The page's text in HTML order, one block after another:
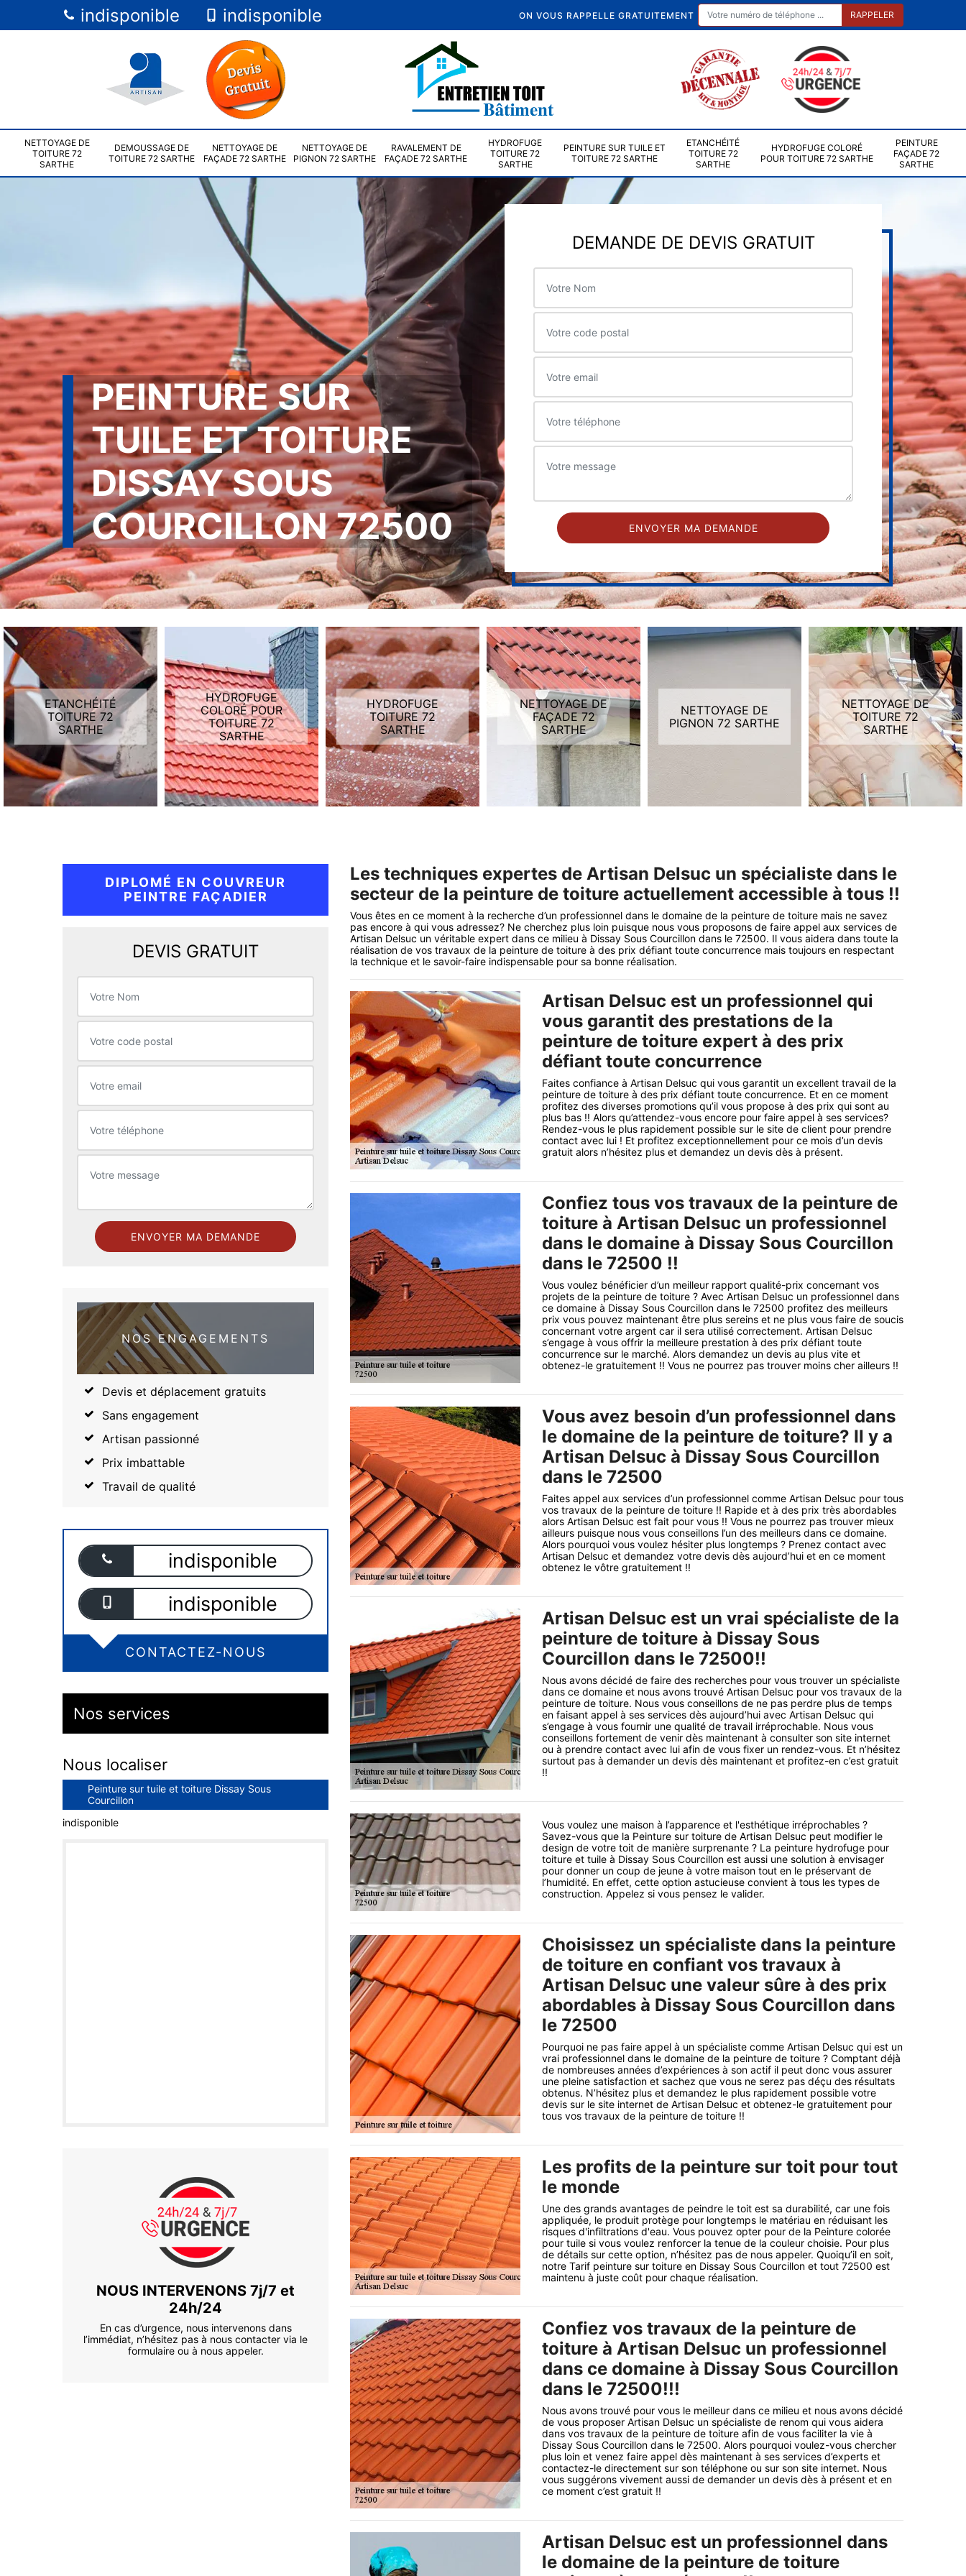
indisponible indisponible ON VOUS RAPPELLE GRATUITEMENT
NETTOYAGE DE
TOITURE 72
SARTHE
DEMOUSSAGE DE
TOITURE 72 SARTHE
NETTOYAGE DE
FAÇADE 72 SARTHE
NETTOYAGE DE
PIGNON 72 SARTHE
RAVALEMENT DE
FAÇADE 72 SARTHE
HYDROFUGE
TOITURE 72
SARTHE
PEINTURE SUR TUILE ET
TOITURE 72 SARTHE
ETANCHÉITÉ
TOITURE 72
SARTHE
HYDROFUGE COLORÉ
POUR TOITURE 72 SARTHE
PEINTURE
FAÇADE 72
SARTHE
PEINTURE SUR
TUILE ET TOITURE
DISSAY SOUS
COURCILLON 72500
DEMANDE DE DEVIS GRATUIT
ETANCHÉITÉ
TOITURE 72
SARTHE
HYDROFUGE
COLORÉ POUR
TOITURE 72
SARTHE
HYDROFUGE
TOITURE 72
SARTHE
NETTOYAGE DE
FAÇADE 72
SARTHE
NETTOYAGE DE
PIGNON 72 SARTHE
NETTOYAGE DE
TOITURE 72
SARTHE
DIPLOMÉ EN COUVREUR
PEINTRE FAÇADIER
DEVIS GRATUIT
NOS ENGAGEMENTS
Devis et déplacement gratuits
Sans engagement
Artisan passionné
Prix imbattable
Travail de qualité
indisponible
indisponible
CONTACTEZ-NOUS
Nos services
Nous localiser
Peinture sur tuile et toiture Dissay Sous
Courcillon
indisponible
NOUS INTERVENONS 7j/7 et
24h/24
En cas d’urgence, nous intervenons dans
l’immédiat, n’hésitez pas à nous contacter via le
formulaire ou à nous appeler.
Les techniques expertes de Artisan Delsuc un spécialiste dans le
secteur de la peinture de toiture actuellement accessible à tous !!
Vous êtes en ce moment à la recherche d’un professionnel dans le domaine de la peinture de toiture mais ne savez
pas encore à qui vous adressez? Ne cherchez plus loin puisque nous vous proposons de faire appel aux services de
Artisan Delsuc un véritable expert dans ce milieu à Dissay Sous Courcillon dans le 72500. Il vous aidera dans toute la
réalisation de vos travaux de la peinture de toiture à des prix défiant toute concurrence mais toujours en respectant
la technique et le savoir-faire indispensable pour sa bonne réalisation.
Artisan Delsuc est un professionnel qui
vous garantit des prestations de la
peinture de toiture expert à des prix
défiant toute concurrence
Faites confiance à Artisan Delsuc qui vous garantit un excellent travail de la
peinture de toiture à des prix défiant toute concurrence. Et en ce moment
profitez des diverses promotions qu’il vous propose à des prix qui sont au
plus bas !! Alors qu’attendez-vous encore pour faire appel à ses services?
Rendez-vous le plus rapidement possible sur le site de client pour prendre
contact avec lui ! Et profitez exceptionnellement pour ce mois d’un devis
gratuit alors n’hésitez plus et demandez un devis dès à présent.
Confiez tous vos travaux de la peinture de
toiture à Artisan Delsuc un professionnel
dans le domaine à Dissay Sous Courcillon
dans le 72500 !!
Vous voulez bénéficier d’un meilleur rapport qualité-prix concernant vos
projets de la peinture de toiture ? Avec Artisan Delsuc un professionnel dans
ce domaine à Dissay Sous Courcillon dans le 72500 profitez des meilleurs
prix vous pouvez maintenant être plus sereins et ne plus vous faire de soucis
concernant votre argent car il sera utilisé correctement. Artisan Delsuc
s’engage à vous offrir la meilleure prestation à des prix défiant toute
concurrence sur le marché. Alors demandez un devis au plus vite et
obtenez-le gratuitement !! Vous ne pourrez pas trouver moins cher ailleurs !!
Vous avez besoin d’un professionnel dans
le domaine de la peinture de toiture? Il y a
Artisan Delsuc à Dissay Sous Courcillon
dans le 72500
Faites appel aux services d’un professionnel comme Artisan Delsuc pour tous
vos travaux de la peinture de toiture !! Rapide et à des prix très abordables
alors Artisan Delsuc est fait pour vous !! Vous ne pourrez pas trouver mieux
ailleurs puisque nous vous conseillons l’un des meilleurs dans ce domaine.
Alors pourquoi vous voulez hésiter plus longtemps ? Prenez contact avec
Artisan Delsuc et demandez votre devis dès aujourd’hui et en ce moment
obtenez le vôtre gratuitement !!
Artisan Delsuc est un vrai spécialiste de la
peinture de toiture à Dissay Sous
Courcillon dans le 72500!!
Nous avons décidé de faire des recherches pour vous trouver un spécialiste
dans ce domaine et nous avons trouvé Artisan Delsuc pour vos travaux de la
peinture de toiture. Nous vous conseillons de ne pas perdre plus de temps
en faisant appel à ses services dès aujourd’hui avec Artisan Delsuc qui
s’engage à vous fournir une qualité de travail irréprochable. Nous vous
conseillons fortement de venir dès maintenant à consulter son site internet
ou à prendre contact avec lui afin de vous fixer un rendez-vous. Et n’hésitez
surtout pas à demander un devis dès maintenant et profitez-en c’est gratuit
!!
Vous voulez une maison à l’apparence et l'esthétique irréprochables ?
Savez-vous que la Peinture sur toiture de Artisan Delsuc peut modifier le
design de votre toit de manière surprenante ? La peinture hydrofuge pour
toiture et tuile à Dissay Sous Courcillon est aussi une solution à envisager
pour donner un coup de jeune à votre maison tout en le préservant de
l’humidité. En effet, cette option astucieuse convient à tous les types de
construction. Appelez si vous pensez le valider.
Choisissez un spécialiste dans la peinture
de toiture en confiant vos travaux à
Artisan Delsuc une valeur sûre à des prix
abordables à Dissay Sous Courcillon dans
le 72500
Pourquoi ne pas faire appel à un spécialiste comme Artisan Delsuc qui est un
vrai professionnel dans le domaine de la peinture de toiture ? Comptant déjà
de nombreuses années d’expériences à son actif il peut donc vous assurer
une pleine satisfaction et sachez que vous ne serez pas déçu des résultats
obtenus. N’hésitez plus et demandez le plus rapidement possible votre
devis sur le site internet de Artisan Delsuc et obtenez-le gratuitement pour
tous vos travaux de la peinture de toiture !!
Les profits de la peinture sur toit pour tout
le monde
Une des grands avantages de peindre le toit est sa durabilité, car une fois
appliquée, le produit protège pour longtemps le matériau en réduisant les
risques d'infiltrations d'eau. Vous pouvez opter pour de la Peinture colorée
pour tuile si vous voulez renforcer la tenue de la couleur choisie. Pour plus
de détails sur cette option, n’hésitez pas de nous appeler. Quoiqu’il en soit,
notre Tarif peinture sur toiture en Dissay Sous Courcillon et tout 72500 est
maintenu à juste coût pour chaque réalisation.
Confiez vos travaux de la peinture de
toiture à Artisan Delsuc un professionnel
dans ce domaine à Dissay Sous Courcillon
dans le 72500!!!
Nous avons trouvé pour vous le meilleur dans ce milieu et nous avons décidé
de vous proposer Artisan Delsuc un spécialiste de renom qui vous aidera
dans vos travaux de la peinture de toiture afin de vous faciliter la vie à
Dissay Sous Courcillon dans le 72500. Alors pourquoi voulez-vous chercher
plus loin et venez faire appel dès maintenant à ses services d’experts et
contactez-le directement sur son téléphone ou sur son site internet. Nous
vous suggérons vivement aussi de demander un devis dès à présent et en
ce moment c’est gratuit !!
Artisan Delsuc est un professionnel dans
le domaine de la peinture de toiture